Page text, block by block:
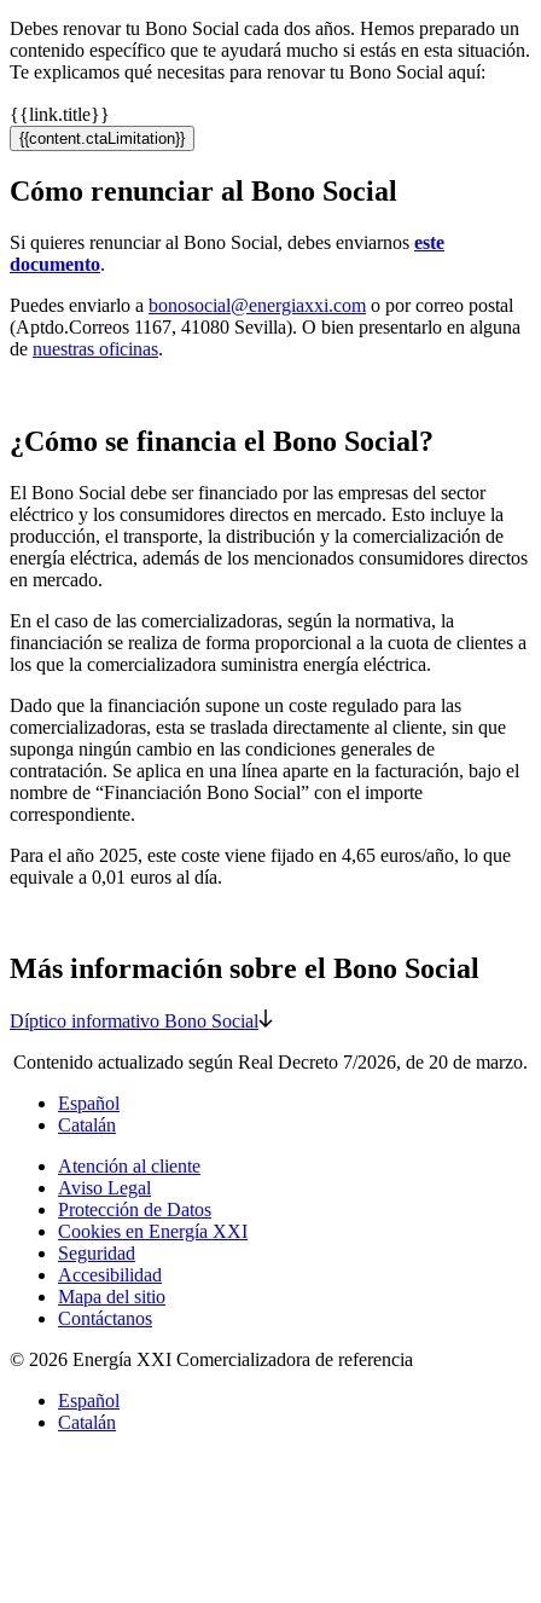
Debes renovar tu Bono Social cada dos años. Hemos preparado un
contenido específico que te ayudará mucho si estás en esta situación.
Te explicamos qué necesitas para renovar tu Bono Social aquí:
{{link.title}}
{{content.ctaLimitation}}
Cómo renunciar al Bono Social
Si quieres renunciar al Bono Social, debes enviarnos este
documento.
Puedes enviarlo a bonosocial@energiaxxi.com o por correo postal
(Aptdo.Correos 1167, 41080 Sevilla). O bien presentarlo en alguna
de nuestras oficinas.
¿Cómo se financia el Bono Social?
El Bono Social debe ser financiado por las empresas del sector
eléctrico y los consumidores directos en mercado. Esto incluye la
producción, el transporte, la distribución y la comercialización de
energía eléctrica, además de los mencionados consumidores directos
en mercado.
En el caso de las comercializadoras, según la normativa, la
financiación se realiza de forma proporcional a la cuota de clientes a
los que la comercializadora suministra energía eléctrica.
Dado que la financiación supone un coste regulado para las
comercializadoras, esta se traslada directamente al cliente, sin que
suponga ningún cambio en las condiciones generales de
contratación. Se aplica en una línea aparte en la facturación, bajo el
nombre de “Financiación Bono Social” con el importe
correspondiente.
Para el año 2025, este coste viene fijado en 4,65 euros/año, lo que
equivale a 0,01 euros al día.
Más información sobre el Bono Social
Díptico informativo Bono Social
Contenido actualizado según Real Decreto 7/2026, de 20 de marzo.
Español
Catalán
Atención al cliente
Aviso Legal
Protección de Datos
Cookies en Energía XXI
Seguridad
Accesibilidad
Mapa del sitio
Contáctanos
© 2026 Energía XXI Comercializadora de referencia
Español
Catalán